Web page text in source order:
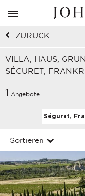
ZURÜCK
VILLA, HAUS,
SÉGURET,
1 Angebote
Séguret,
Sortieren